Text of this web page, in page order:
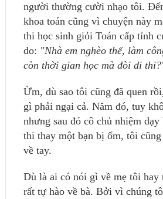
người thường cười nhạo tôi.
khoa toán cũng vì chuyện này
thi học sinh giỏi Toán cấp tỉnh
do: "Nhà em nghèo thế, làm
còn thời gian học mà đòi đi
Ừm, dù sao tôi cũng đã quen
gì phải ngại cả. Năm đó, tuy
nhưng sau đó cô chủ nhiệm
thi thay một bạn bị ốm, tôi cũng
về tay.
Dù là ai có nói gì về mẹ tôi hay
rất tự hào về bà. Bởi vì chúng